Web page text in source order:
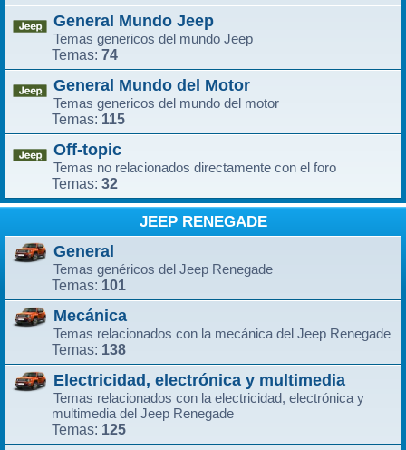
General Mundo Jeep
Temas genericos del mundo Jeep
Temas: 74
General Mundo del Motor
Temas genericos del mundo del motor
Temas: 115
Off-topic
Temas no relacionados directamente con el foro
Temas: 32
JEEP RENEGADE
General
Temas genéricos del Jeep Renegade
Temas: 101
Mecánica
Temas relacionados con la mecánica del Jeep Renegade
Temas: 138
Electricidad, electrónica y multimedia
Temas relacionados con la electricidad, electrónica y
multimedia del Jeep Renegade
Temas: 125